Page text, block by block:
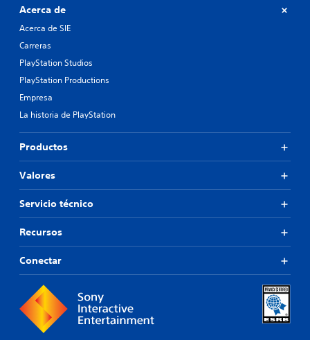
Acerca de
Acerca de SIE
Carreras
PlayStation Studios
PlayStation Productions
Empresa
La historia de PlayStation
Productos
Valores
Servicio técnico
Recursos
Conectar